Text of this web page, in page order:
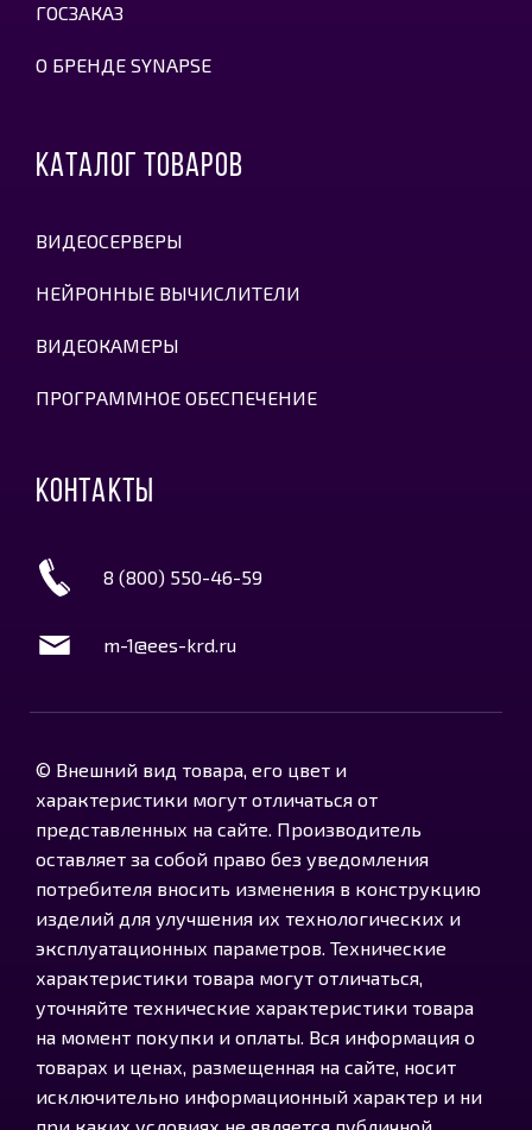
ГОСЗАКАЗ
О БРЕНДЕ SYNAPSE
КАТАЛОГ ТОВАРОВ
ВИДЕОСЕРВЕРЫ
НЕЙРОННЫЕ ВЫЧИСЛИТЕЛИ
ВИДЕОКАМЕРЫ
ПРОГРАММНОЕ ОБЕСПЕЧЕНИЕ
КОНТАКТЫ
8 (800) 550-46-59
m-1@ees-krd.ru
© Внешний вид товара, его цвет и
характеристики могут отличаться от
представленных на сайте. Производитель
оставляет за собой право без уведомления
потребителя вносить изменения в конструкцию
изделий для улучшения их технологических и
эксплуатационных параметров. Технические
характеристики товара могут отличаться,
уточняйте технические характеристики товара
на момент покупки и оплаты. Вся информация о
товарах и ценах, размещенная на сайте, носит
исключительно информационный характер и ни